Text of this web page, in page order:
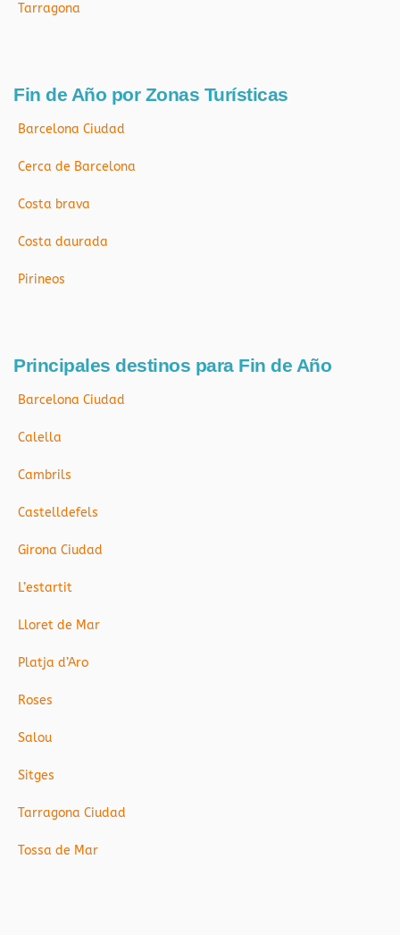
Tarragona
Fin de Año por Zonas Turísticas
Barcelona Ciudad
Cerca de Barcelona
Costa brava
Costa daurada
Pirineos
Principales destinos para Fin de Año
Barcelona Ciudad
Calella
Cambrils
Castelldefels
Girona Ciudad
L’estartit
Lloret de Mar
Platja d’Aro
Roses
Salou
Sitges
Tarragona Ciudad
Tossa de Mar